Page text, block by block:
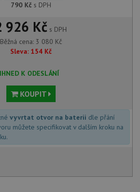
790 Kčs DPH
926 Kč s DPH
Běžná cena: 3 080 Kč
Sleva: 154 Kč
IHNED K ODESLÁNÍ
KOUPIT
vyvrtat otvor na baterii dle přání
můžete specifikovat v dalším kroku na